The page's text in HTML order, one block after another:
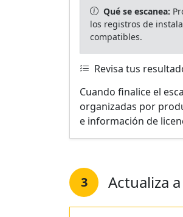
Qué se escanea:
los registros de
compatibles.
Revisa tus
Cuando finalice el
organizadas por
e información de
3 Actualiza